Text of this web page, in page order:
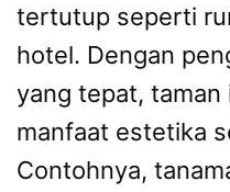
tertutup seperti
hotel. Dengan
yang tepat, taman
manfaat estetika
Contohnya,